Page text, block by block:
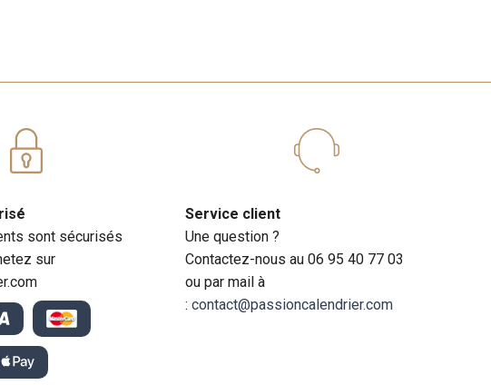
sont sécurisés
sur
Service client
Une question ?
Contactez-nous au 06 95 40 77 03
ou par mail à
: contact@passioncalendrier.com